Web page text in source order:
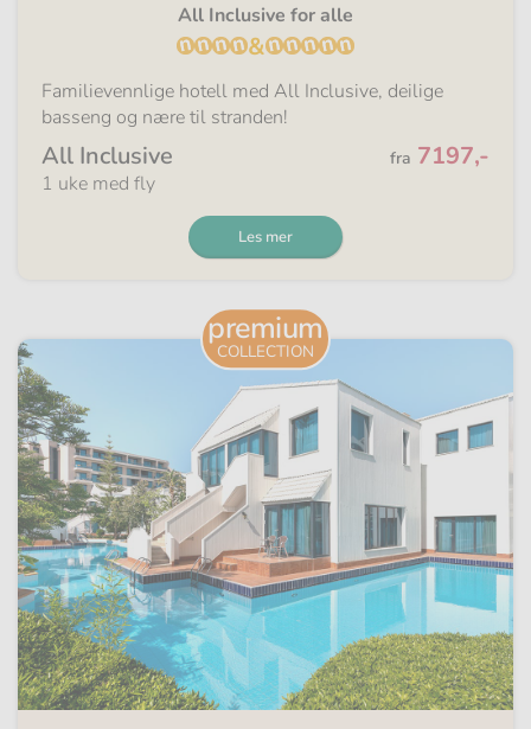
All Inclusive for alle
&
Familievennlige hotell med All Inclusive, deilige
basseng og nære til stranden!
All Inclusive Fra
fra 7197,-
1 uke med fly
Les mer
premium
COLLECTION